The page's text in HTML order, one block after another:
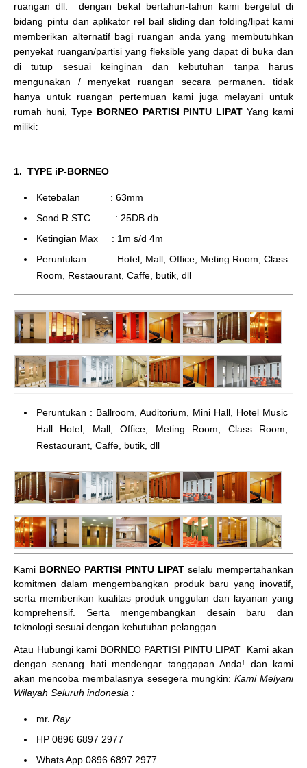
ruangan dll. dengan bekal bertahun-tahun kami bergelut di
bidang pintu dan aplikator rel bail sliding dan folding/lipat kami
memberikan alternatif bagi ruangan anda yang membutuhkan
penyekat ruangan/partisi yang fleksible yang dapat di buka dan
di tutup sesuai keinginan dan kebutuhan tanpa harus
mengunakan / menyekat ruangan secara permanen. tidak
hanya untuk ruangan pertemuan kami juga melayani untuk
rumah huni, Type BORNEO PARTISI PINTU LIPAT Yang kami
miliki:
1. TYPE iP-BORNEO
Ketebalan : 63mm
Sond R.STC : 25DB db
Ketingian Max : 1m s/d 4m
Peruntukan : Hotel, Mall, Office, Meting Room, Class
Room, Restaourant, Caffe, butik, dll
Peruntukan : Ballroom, Auditorium, Mini Hall, Hotel Music
Hall Hotel, Mall, Office, Meting Room, Class Room,
Restaourant, Caffe, butik, dll
Kami BORNEO PARTISI PINTU LIPATselalu mempertahankan
komitmen dalam mengembangkan produk baru yang inovatif,
serta memberikan kualitas produk unggulan dan layanan yang
komprehensif. Serta mengembangkan desain baru dan
teknologi sesuai dengan kebutuhan pelanggan.
Atau Hubungi kami BORNEO PARTISI PINTU LIPAT
Kami akan
dengan senang hati mendengar tanggapan Anda! dan kami
akan mencoba membalasnya sesegera mungkin: Kami Melyani
Wilayah Seluruh indonesia :
mr. Ray
HP 0896 6897 2977
Whats App 0896 6897 2977